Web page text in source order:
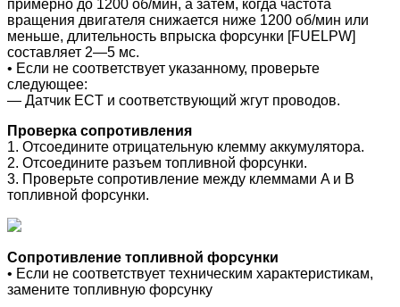
примерно до 1200 об/мин, а затем, когда частота
вращения двигателя снижается ниже 1200 об/мин или
меньше, длительность впрыска форсунки [FUELPW]
составляет 2—5 мс.
• Если не соответствует указанному, проверьте
следующее:
― Датчик ECT и соответствующий жгут проводов.
Проверка сопротивления
1. Отсоедините отрицательную клемму аккумулятора.
2. Отсоедините разъем топливной форсунки.
3. Проверьте сопротивление между клеммами A и B
топливной форсунки.
Сопротивление топливной форсунки
• Если не соответствует техническим характеристикам,
замените топливную форсунку